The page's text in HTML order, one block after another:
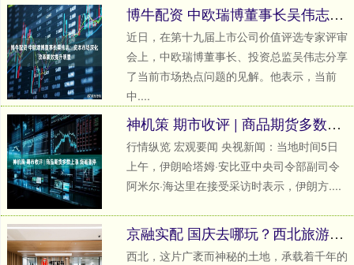
博牛配资 中欧瑞博董事长吴伟志：资本市场深化改革质效提升明显
近日，在第十九届上市公司价值评选专家评审
会上，中欧瑞博董事长、投资总监吴伟志分享
了当前市场热点问题的见解。他表示，当前
中....
神机策 期市收评 | 商品期货多数上涨 烧碱涨停
行情纵览 宏观要闻 央视新闻：当地时间5日
上午，伊朗哈塔姆·安比亚中央司令部副司令
阿米尔·海达里在接受采访时表示，伊朗方....
京融实配 国庆去哪玩？西北旅游攻略来支招！青甘青甘大环线8日路线图+西北旅游景点大全超全
西北，这片广袤而神秘的土地，承载着千年的